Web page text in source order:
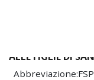
ALLE FIGLIE DI